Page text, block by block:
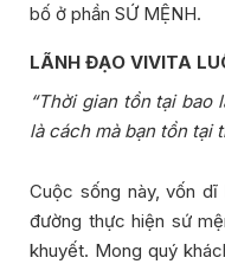
bố ở phần SỨ MỆNH.
LÃNH ĐẠO VIVITA
“Thời gian tồn tại bao
là cách mà bạn tồn tại
Cuộc sống này, vốn
đường thực hiện sứ
khuyết. Mong quý